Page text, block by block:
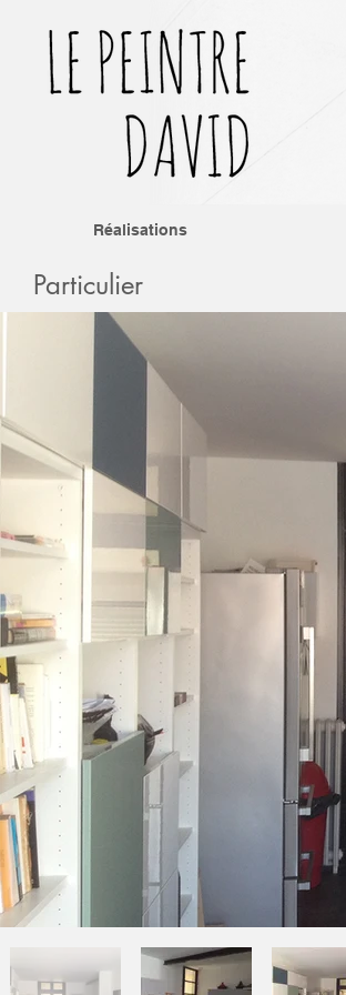
Réalisations
Particulier